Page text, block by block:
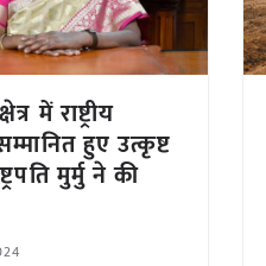
में राष्ट्रीय
हुए उत्कृष्ट
मुर्मु ने की